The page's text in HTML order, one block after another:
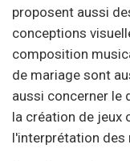
proposent aussi
conceptions
composition
de mariage sont
aussi concerner le
la création de jeux
l'interprétation des